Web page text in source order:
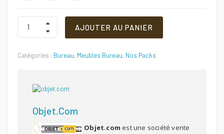
initial
était :
actuel
est :
PACK
BUREAU
INFORMATIQUE
AJOUTER AU PANIER
Catégories : Bureau, Meubles Bureau, Nos Packs
Objet.com
Objet.com est une société vente